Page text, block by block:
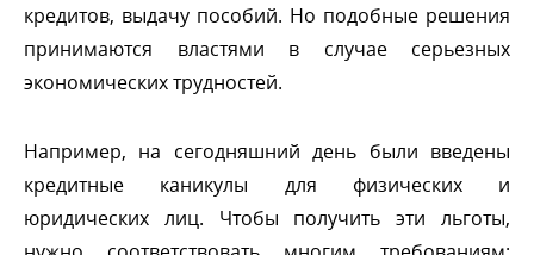
кредитов, выдачу пособий. Но подобные решения
принимаются властями в случае серьезных
экономических трудностей.
Например, на сегодняшний день были введены
кредитные каникулы для физических и
юридических лиц. Чтобы получить эти льготы,